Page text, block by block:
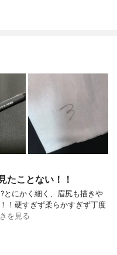
たことない！！
とにかく細く、眉尻も描きや
！硬すぎず柔らかすぎず丁度
を見る